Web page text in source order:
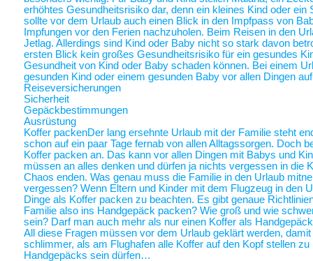
erhöhtes Gesundheitsrisiko dar, denn ein kleines Kind oder
sollte vor dem Urlaub auch einen Blick in den Impfpass von
Impfungen vor den Ferien nachzuholen. Beim Reisen in den
Jetlag. Allerdings sind Kind oder Baby nicht so stark davon
ersten Blick kein großes Gesundheitsrisiko für ein gesundes
Gesundheit von Kind oder Baby schaden können. Bei einem
gesunden Kind oder einem gesunden Baby vor allen Dingen
Reiseversicherungen
Sicherheit
Gepäckbestimmungen
Ausrüstung
Koffer packenDer lang ersehnte Urlaub mit der Familie steht
schon auf ein paar Tage fernab von allen Alltagssorgen. Doch
Koffer packen an. Das kann vor allen Dingen mit Babys und
müssen an alles denken und dürfen ja nichts vergessen in die
Chaos enden. Was genau muss die Familie in den Urlaub
vergessen? Wenn Eltern und Kinder mit dem Flugzeug in den
Dinge als Koffer packen zu beachten. Es gibt genaue
Familie also ins Handgepäck packen? Wie groß und wie
sein? Darf man auch mehr als nur einen Koffer als
All diese Fragen müssen vor dem Urlaub geklärt werden,
schlimmer, als am Flughafen alle Koffer auf den Kopf stellen
Handgepäcks sein dürfen…